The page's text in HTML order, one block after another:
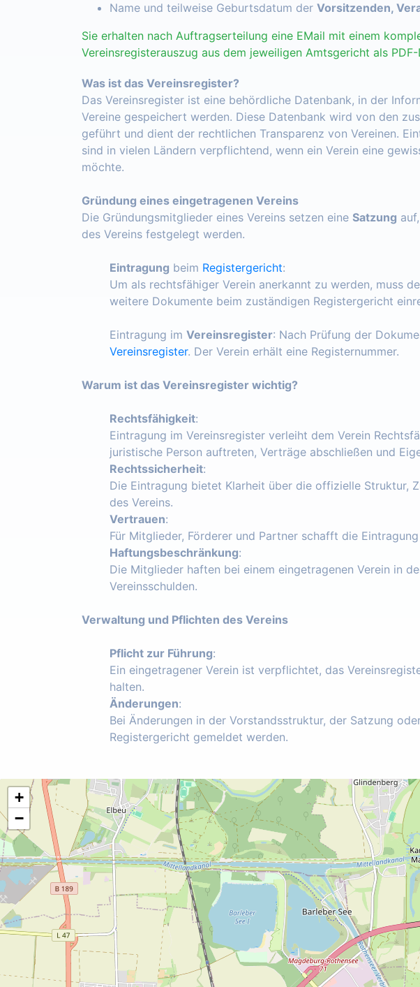
Name und teilweise Geburtsdatum der Vorsitzenden,
Sie erhalten nach Auftragserteilung eine EMail mit einem
Vereinsregisterauszug aus dem jeweiligen Amtsgericht als
Was ist das Vereinsregister?
Das Vereinsregister ist eine behördliche Datenbank, in der
Vereine gespeichert werden. Diese Datenbank wird von den
geführt und dient der rechtlichen Transparenz von Vereinen.
sind in vielen Ländern verpflichtend, wenn ein Verein eine
möchte.
Gründung eines eingetragenen Vereins
Die Gründungsmitglieder eines Vereins setzen eine Satzung
des Vereins festgelegt werden.
Eintragung beim Registergericht:
Um als rechtsfähiger Verein anerkannt zu werden, muss
weitere Dokumente beim zuständigen Registergericht
Eintragung im Vereinsregister: Nach Prüfung der
Vereinsregister. Der Verein erhält eine Registernummer.
Warum ist das Vereinsregister wichtig?
Rechtsfähigkeit:
Eintragung im Vereinsregister verleiht dem Verein
juristische Person auftreten, Verträge abschließen und
Rechtssicherheit:
Die Eintragung bietet Klarheit über die offizielle Struktur,
des Vereins.
Vertrauen:
Für Mitglieder, Förderer und Partner schafft die
Haftungsbeschränkung:
Die Mitglieder haften bei einem eingetragenen Verein in
Vereinsschulden.
Verwaltung und Pflichten des Vereins
Pflicht zur Führung:
Ein eingetragener Verein ist verpflichtet, das
halten.
Änderungen:
Bei Änderungen in der Vorstandsstruktur, der Satzung
Registergericht gemeldet werden.
+
−